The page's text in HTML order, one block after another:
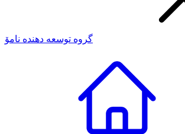
گروه توسعه دهنده نامۆ